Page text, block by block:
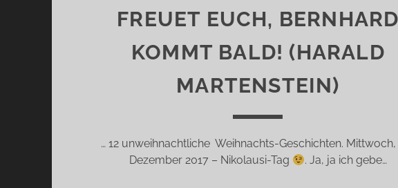
FREUET EUCH, BERNHARD
KOMMT BALD! (HARALD
MARTENSTEIN)
… 12 unweihnachtliche Weihnachts-Geschichten. Mittwoch,
Dezember 2017 – Nikolausi-Tag
. Ja, ja ich gebe…